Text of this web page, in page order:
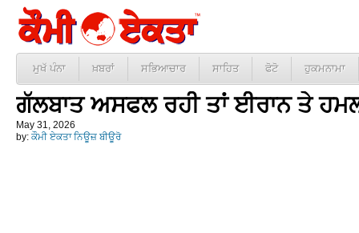
ਮੁਖੱ ਪੰਨਾ ਖ਼ਬਰਾਂ ਸਭਿਆਚਾਰ ਸਾਹਿਤ ਫੋਟੋ ਹੁਕਮਨਾਮਾ
ਗੱਲਬਾਤ ਅਸਫਲ ਰਹੀ ਤਾਂ ਈਰਾਨ ਤੇ
May 31, 2026
by: ਕੌਮੀ ਏਕਤਾ ਨਿਊਜ਼ ਬੀਊਰੋ